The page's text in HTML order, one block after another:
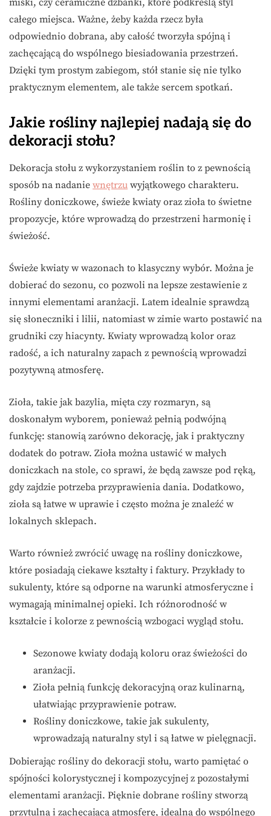
całego miejsca. Ważne, żeby każda rzecz była
odpowiednio dobrana, aby całość tworzyła spójną i
zachęcającą do wspólnego biesiadowania przestrzeń.
Dzięki tym prostym zabiegom, stół stanie się nie tylko
praktycznym elementem, ale także sercem spotkań.
Jakie rośliny najlepiej nadają się do
dekoracji stołu?
Dekoracja stołu z wykorzystaniem roślin to z pewnością
sposób na nadanie wnętrzu wyjątkowego charakteru.
Rośliny doniczkowe, świeże kwiaty oraz zioła to świetne
propozycje, które wprowadzą do przestrzeni harmonię i
świeżość.
Świeże kwiaty w wazonach to klasyczny wybór. Można je
dobierać do sezonu, co pozwoli na lepsze zestawienie z
innymi elementami aranżacji. Latem idealnie sprawdzą
się słoneczniki i lilii, natomiast w zimie warto postawić na
grudniki czy hiacynty. Kwiaty wprowadzą kolor oraz
radość, a ich naturalny zapach z pewnością wprowadzi
pozytywną atmosferę.
Zioła, takie jak bazylia, mięta czy rozmaryn, są
doskonałym wyborem, ponieważ pełnią podwójną
funkcję: stanowią zarówno dekorację, jak i praktyczny
dodatek do potraw. Zioła można ustawić w małych
doniczkach na stole, co sprawi, że będą zawsze pod ręką,
gdy zajdzie potrzeba przyprawienia dania. Dodatkowo,
zioła są łatwe w uprawie i często można je znaleźć w
lokalnych sklepach.
Warto również zwrócić uwagę na rośliny doniczkowe,
które posiadają ciekawe kształty i faktury. Przykłady to
sukulenty, które są odporne na warunki atmosferyczne i
wymagają minimalnej opieki. Ich różnorodność w
kształcie i kolorze z pewnością wzbogaci wygląd stołu.
Sezonowe kwiaty dodają koloru oraz świeżości do
aranżacji.
Zioła pełnią funkcję dekoracyjną oraz kulinarną,
ułatwiając przyprawienie potraw.
Rośliny doniczkowe, takie jak sukulenty,
wprowadzają naturalny styl i są łatwe w pielęgnacji.
Dobierając rośliny do dekoracji stołu, warto pamiętać o
spójności kolorystycznej i kompozycyjnej z pozostałymi
elementami aranżacji. Pięknie dobrane rośliny stworzą
przytulną i zachęcającą atmosferę, idealną do wspólnego